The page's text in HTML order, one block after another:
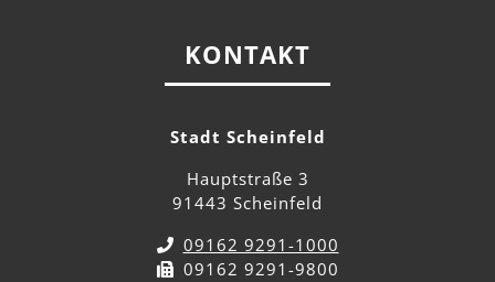
KONTAKT
Stadt Scheinfeld
Hauptstraße 3
91443 Scheinfeld
09162 9291-1000
09162 9291-9800